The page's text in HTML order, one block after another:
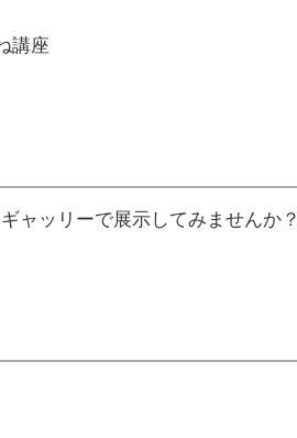
講座
ャッリーで展示してみませんか？